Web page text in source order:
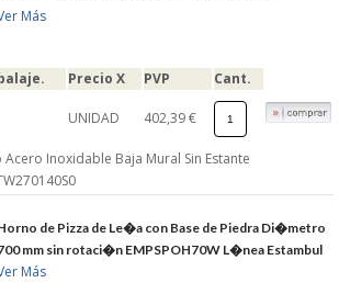
Más
Precio X PVP Cant.
UNIDAD 402,39 €
Inoxidable Baja Mural Sin Estante
de Pizza de Le�a con Base de Piedra Di�metro
mm sin rotaci�n EMPSPOH70W L�nea Estambul
Más